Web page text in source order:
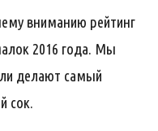
вниманию рейтинг
2016 года. Мы
делают самый
сок.